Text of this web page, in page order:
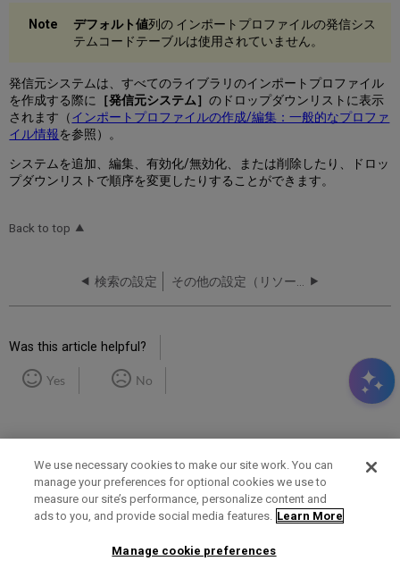
デフォルト値列の インポートプロファイルの発信シス
テムコードテーブルは使用されていません。
発信元システムは、すべてのライブラリのインポートプロファイル
を作成する際に ［発信元システム］のドロップダウンリストに表示
されます（インポートプロファイルの作成/編集：一般的なプロファ
イル情報を参照）。
システムを追加、編集、有効化/無効化、または削除したり、ドロッ
プダウンリストで順序を変更したりすることができます。
Back to top
検索の設定 その他の設定（リソース管理）
Was this article helpful?
Yes No
Term of Use Privacy Policy Contact Us
We use necessary cookies to make our site work. You can
manage your preferences for optional cookies we use to
measure our site’s performance, personalize content and
ads to you, and provide social media features. Learn More
Manage cookie preferences